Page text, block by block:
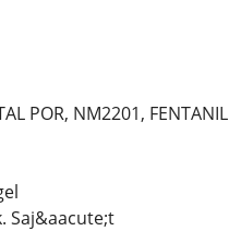
POR, NM2201, FENTANIL
Saj&aacute;t